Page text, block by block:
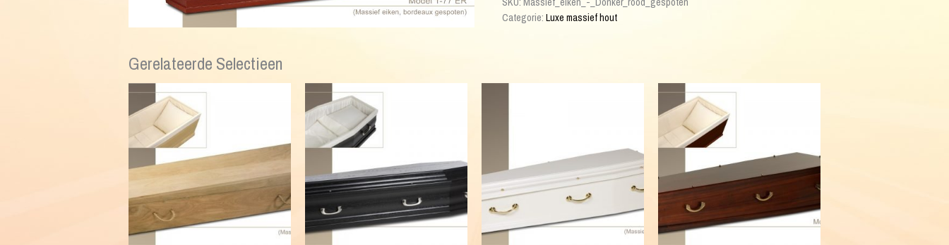
Donker
rood
Categorie:Luxe massief hout
Gerelateerde Selectieen